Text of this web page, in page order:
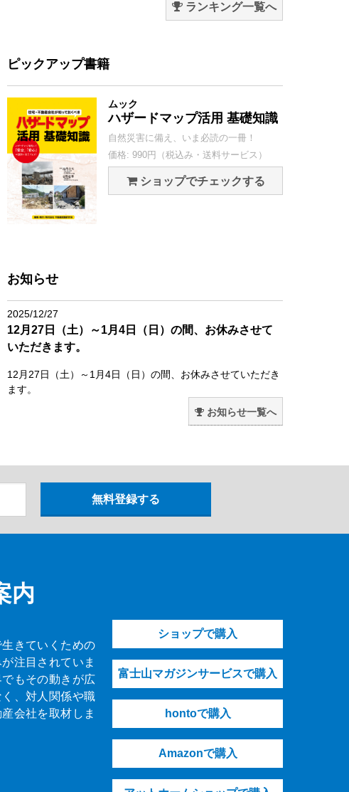
ランキング一覧へ
ピックアップ書籍
ムック
ハザードマップ活用 基礎知識
自然災害に備え、いま必読の一冊！
価格: 990円（税込み・送料サービス）
ショップでチェックする
お知らせ
2025/12/27
12月27日（土）～1月4日（日）の間、お休みさせて
いただきます。
12月27日（土）～1月4日（日）の間、お休みさせていただき
ます。
お知らせ一覧へ
内
きていくための
注目されていま
もその動きが広
、対人関係や職
会社を取材しま
ショップで購入
富士山マガジンサービスで購入
hontoで購入
Amazonで購入